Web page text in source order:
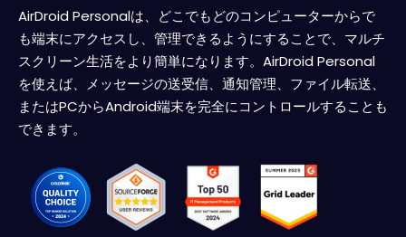
AirDroid Personalは、どこでもどのコンピューターからで
も端末にアクセスし、管理できるようにすることで、マルチ
スクリーン生活をより簡単になります。AirDroid Personal
を使えば、メッセージの送受信、通知管理、ファイル転送、
またはPCからAndroid端末を完全にコントロールすることも
できます。